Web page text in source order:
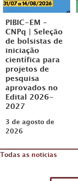
PIBIC-EM –
CNPq | Seleção
de bolsistas de
iniciação
científica para
projetos de
pesquisa
aprovados no
Edital 2026-
2027
3 de agosto de
2026
Todas as noticias